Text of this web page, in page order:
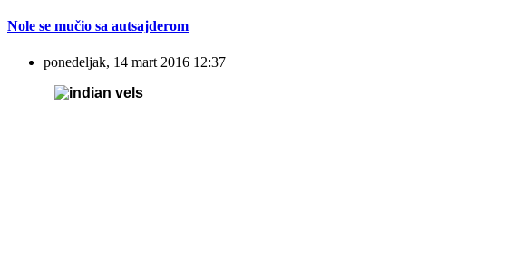
Nole se mučio sa autsajderom
ponedeljak, 14 mart 2016 12:37